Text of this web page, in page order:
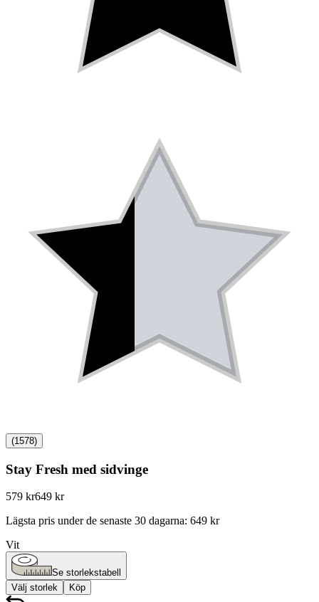
(1578)
Stay Fresh med sidvinge
579 kr649 kr
Lägsta pris under de senaste 30 dagarna: 649 kr
Vit
Se storlekstabell
Välj storlek
Köp